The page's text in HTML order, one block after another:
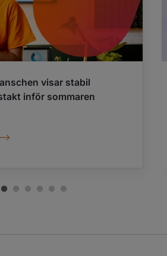
visar stabil
inför sommaren